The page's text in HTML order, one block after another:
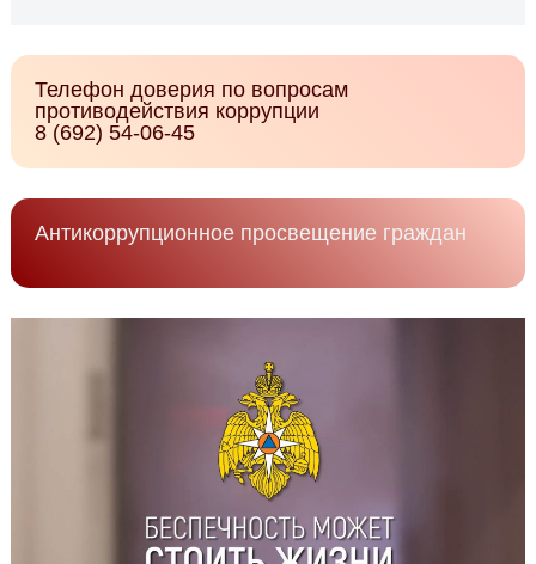
Телефон доверия по вопросам
противодействия коррупции
8 (692) 54-06-45
Антикоррупционное просвещение граждан